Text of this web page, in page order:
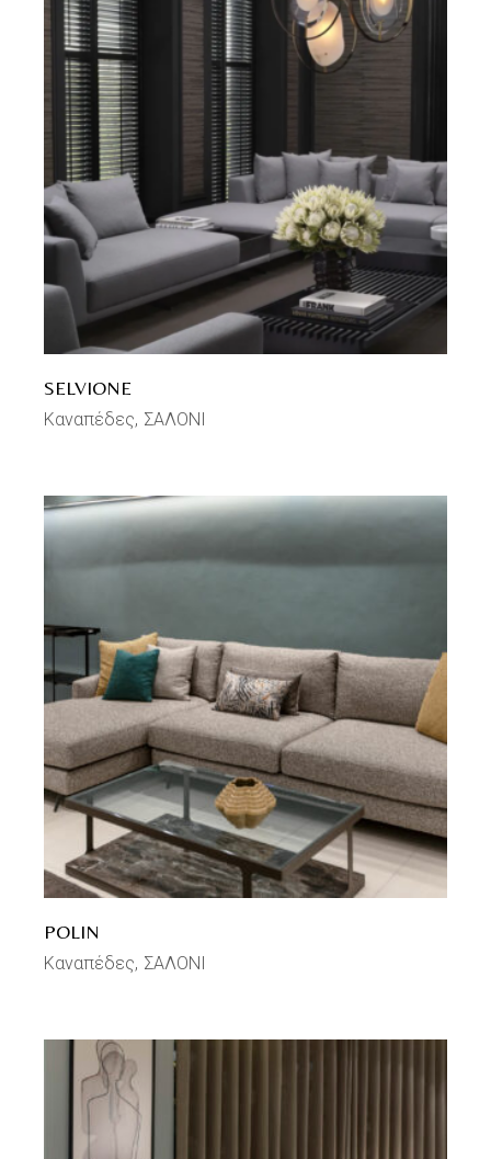
SELVIONE
Καναπέδες ΣΑΛΟΝΙ
POLIN
Καναπέδες ΣΑΛΟΝΙ